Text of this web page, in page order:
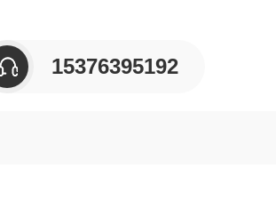
15376395192